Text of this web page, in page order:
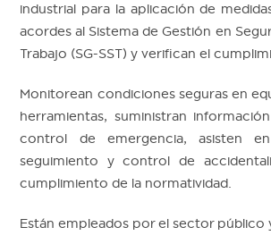
industrial para la aplicación de
acordes al Sistema de Gestión en
Trabajo (SG-SST) y verifican el
Monitorean condiciones seguras en
herramientas, suministran
control de emergencia, asisten
seguimiento y control de
cumplimiento de la normatividad.
Están empleados por el sector público